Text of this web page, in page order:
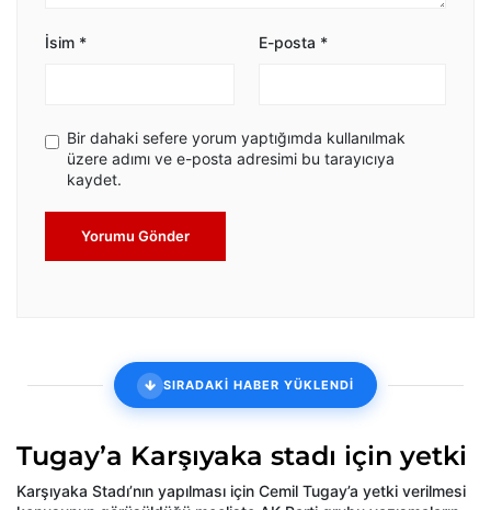
İsim * E-posta *
Bir dahaki sefere yorum yaptığımda kullanılmak
üzere adımı ve e-posta adresimi bu tarayıcıya
kaydet.
Yorumu Gönder
SIRADAKİ HABER YÜKLENDİ
Tugay’a Karşıyaka stadı için yetki
Karşıyaka Stadı’nın yapılması için Cemil Tugay’a yetki verilmesi